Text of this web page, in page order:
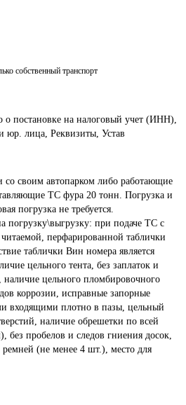
собственный транспорт
о постановке на налоговый учет (ИНН),
юр. лица, Реквизиты, Устав
со своим автопарком либо работающие
ТС фура 20 тонн. Погрузка и
погрузка не требуется.
погрузку\выгрузку: при подаче ТС с
перфарированной таблички
таблички Вин номера является
цельного тента, без заплаток и
цельного пломбировочного
коррозии, исправные запорные
входящими плотно в пазы, цельный
наличие обрешетки по всей
без пробелов и следов гниения досок,
(не менее 4 шт.), место для